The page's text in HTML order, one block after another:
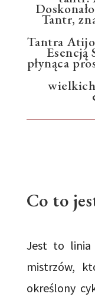
Tantr,
Tantra
Esencją
płynąca
Co to
Jest to linia
mistrzów,
określony